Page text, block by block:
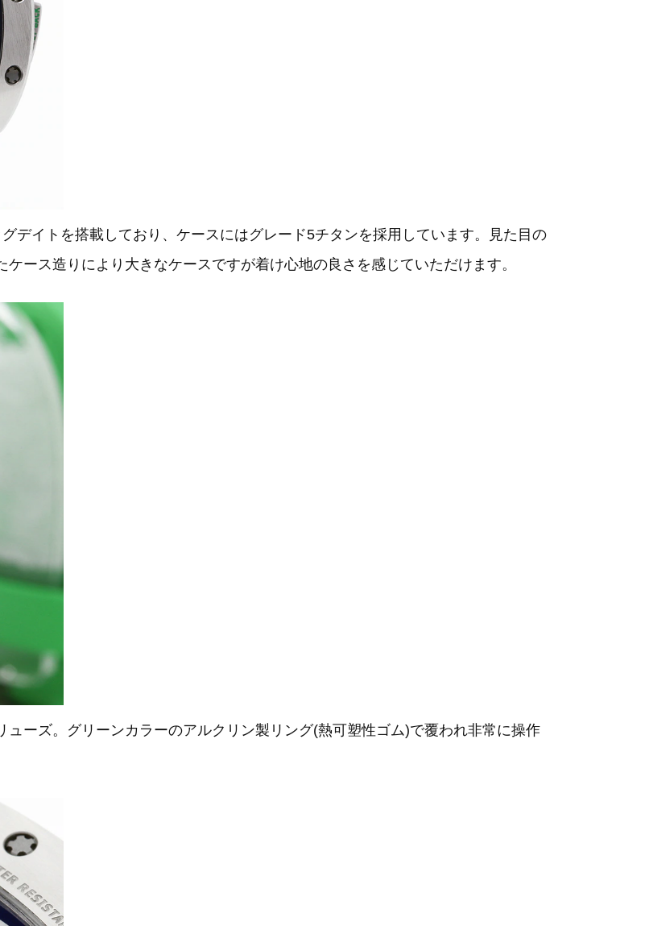
デイトを搭載しており、ケースにはグレード5チタンを採用しています。見た目の
ース造りにより大きなケースですが着け心地の良さを感じていただけます。
ーズ。グリーンカラーのアルクリン製リング(熱可塑性ゴム)で覆われ非常に操作